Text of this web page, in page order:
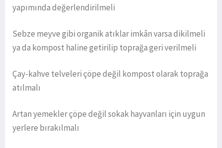
yapımında değerlendirilmeli
Sebze meyve gibi organik atıklar imkân varsa dikilmeli
ya da kompost haline getirilip toprağa geri verilmeli
Çay-kahve telveleri çöpe değil kompost olarak toprağa
atılmalı
Artan yemekler çöpe değil sokak hayvanları için uygun
yerlere bırakılmalı